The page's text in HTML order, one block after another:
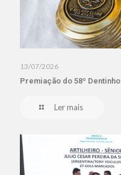
13/07/2026
Premiação do 58º Dentinho
Ler mais